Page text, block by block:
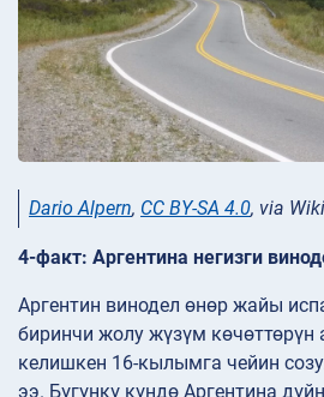
Dario Alpern, CC BY-SA 4.0, via
4-факт: Аргентина негизги
Аргентин винодел өнөр жайы
биринчи жолу жүзүм
келишкен 16-кылымга чейин
ээ. Бүгүнкү күндө Аргентина